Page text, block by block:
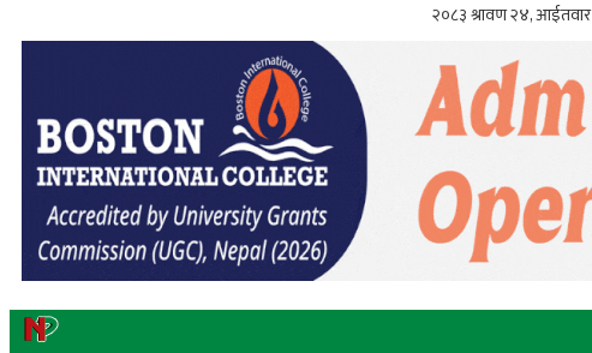
२०८३ श्रावण २४, आईतवार